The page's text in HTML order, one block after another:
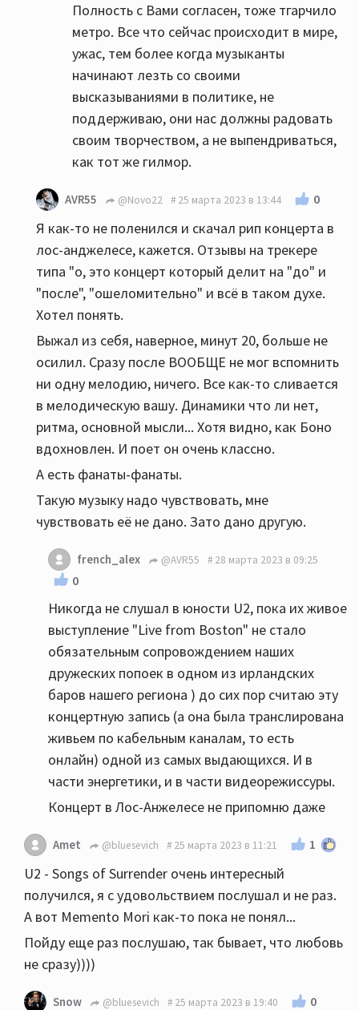
какой группе. Если сравнить U2 с
депешами, то это небо и земля, депешей я
тоже люблю и слушаю. PS. Звук в лужниках
испортили звукорежисеры) перестарались
с басом)))
Полность с Вами согласен, тоже тгарчило
метро. Все что сейчас происходит в мире,
ужас, тем более когда музыканты
начинают лезть со своими
высказываниями в политике, не
поддерживаю, они нас должны радовать
своим творчеством, а не выпендриваться,
как тот же гилмор.
AVR55 @Novo22 25 марта 2023 в 13:44 0
Я как-то не поленился и скачал рип концерта в
лос-анджелесе, кажется. Отзывы на трекере
типа "о, это концерт который делит на "до" и
"после", "ошеломительно" и всё в таком духе.
Хотел понять.
Выжал из себя, наверное, минут 20, больше не
осилил. Сразу после ВООБЩЕ не мог вспомнить
ни одну мелодию, ничего. Все как-то сливается
в мелодическую вашу. Динамики что ли нет,
ритма, основной мысли... Хотя видно, как Боно
вдохновлен. И поет он очень классно.
А есть фанаты-фанаты.
Такую музыку надо чувствовать, мне
чувствовать её не дано. Зато дано другую.
french_alex @AVR55 28 марта 2023 в 09:25
0
Никогда не слушал в юности U2, пока их живое
выступление "Live from Boston" не стало
обязательным сопровождением наших
дружеских попоек в одном из ирландских
баров нашего региона ) до сих пор считаю эту
концертную запись (а она была транслирована
живьем по кабельным каналам, то есть
онлайн) одной из самых выдающихся. И в
части энергетики, и в части видеорежиссуры.
Концерт в Лос-Анжелесе не припомню даже
Amet @bluesevich 25 марта 2023 в 11:21 1
U2 - Songs of Surrender очень интересный
получился, я с удовольствием послушал и не раз.
А вот Memento Mori как-то пока не понял...
Пойду еще раз послушаю, так бывает, что любовь
не сразу))))
Snow @bluesevich 25 марта 2023 в 19:40 0